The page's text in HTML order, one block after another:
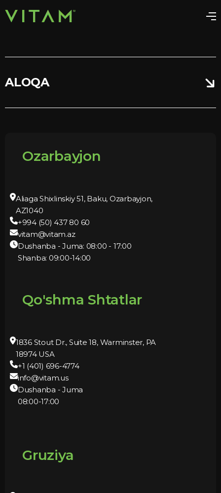
ALOQA
Ozarbayjon
Aliaga Shixlinskiy 51, Baku, Ozarbayjon,
AZ1040
+994 (50) 437 80 60
vitam@vitam.az
Dushanba - Juma: 08:00 - 17:00
Shanba: 09:00-14:00
Qo'shma Shtatlar
1836 Stout Dr., Suite 18, Warminster, PA
18974 USA
+1 (401) 696-4774
info@vitam.us
Dushanba - Juma
08:00-17:00
Gruziya